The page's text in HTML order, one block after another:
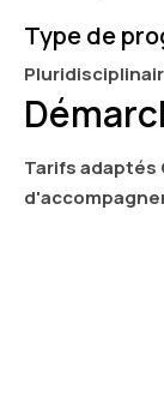
Type de
Tarifs adaptés